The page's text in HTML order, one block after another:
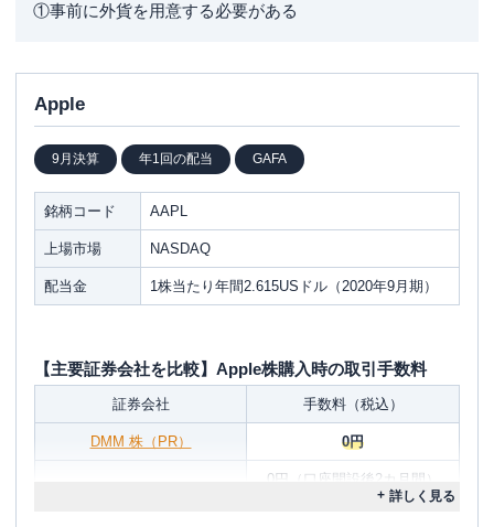
①事前に外貨を用意する必要がある
Apple
銘柄コード AAPL
上場市場 NASDAQ
配当金 1株当たり年間2.615USドル（2020年9月期）
9月決算 年1回の配当 GAFA
【主要証券会社を比較】Apple株購入時の取引手数料
証券会社 手数料（税込）
DMM 株（PR） 0円
0円（口座開設後2カ月間）
約定代金の0.495％詳しく見る